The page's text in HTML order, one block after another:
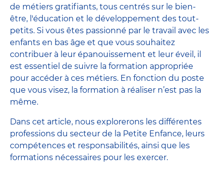
de métiers gratifiants, tous centrés sur le bien-
être, l'éducation et le développement des tout-
petits. Si vous êtes passionné par le travail avec les
enfants en bas âge et que vous souhaitez
contribuer à leur épanouissement et leur éveil, il
est essentiel de suivre la formation appropriée
pour accéder à ces métiers. En fonction du poste
que vous visez, la formation à réaliser n’est pas la
même.
Dans cet article, nous explorerons les différentes
professions du secteur de la Petite Enfance, leurs
compétences et responsabilités, ainsi que les
formations nécessaires pour les exercer.